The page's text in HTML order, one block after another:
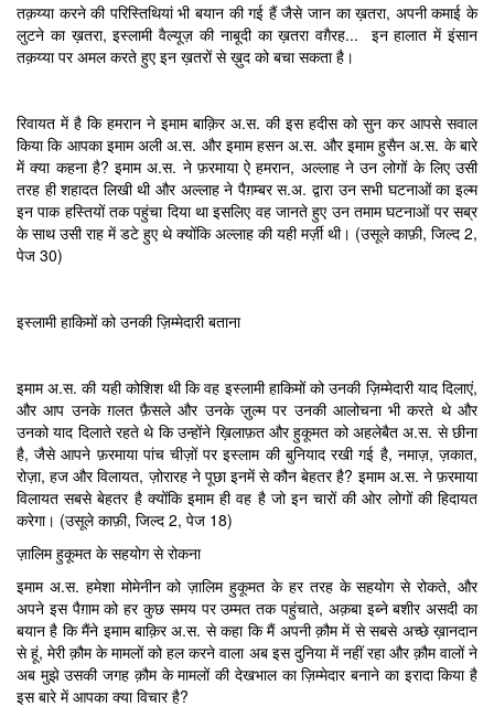
तक़य्या करने की परिस्तिथियां भी बयान की गई हैं जैसे जान का ख़तरा, अपनी कमाई के
लुटने का ख़तरा, इस्लामी वैल्यूज़ की नाबूदी का ख़तरा वग़ैरह... इन हालात में इंसान
तक़य्या पर अमल करते हुए इन ख़तरों से ख़ुद को बचा सकता है।
रिवायत में है कि हमरान ने इमाम बाक़िर अ.स. की इस हदीस को सुन कर आपसे सवाल
किया कि आपका इमाम अली अ.स. और इमाम हसन अ.स. और इमाम हुसैन अ.स. के बारे
में क्या कहना है? इमाम अ.स. ने फ़रमाया ऐ हमरान, अल्लाह ने उन लोगों के लिए उसी
तरह ही शहादत लिखी थी और अल्लाह ने पैग़म्बर स.अ. द्वारा उन सभी घटनाओं का इल्म
इन पाक हस्तियों तक पहुंचा दिया था इसलिए वह जानते हुए उन तमाम घटनाओं पर सब्र
के साथ उसी राह में डटे हुए थे क्योंकि अल्लाह की यही मर्ज़ी थी। (उसूले काफ़ी, जिल्द 2,
पेज 30)
इस्लामी हाकिमों को उनकी ज़िम्मेदारी बताना
इमाम अ.स. की यही कोशिश थी कि वह इस्लामी हाकिमों को उनकी ज़िम्मेदारी याद दिलाएं,
और आप उनके ग़लत फ़ैसले और उनके ज़ुल्म पर उनकी आलोचना भी करते थे और
उनको याद दिलाते रहते थे कि उन्होंने ख़िलाफ़त और हुकूमत को अहलेबैत अ.स. से छीना
है, जैसे आपने फ़रमाया पांच चीज़ों पर इस्लाम की बुनियाद रखी गई है, नमाज़, ज़कात,
रोज़ा, हज और विलायत, ज़ोरारह ने पूछा इनमें से कौन बेहतर है? इमाम अ.स. ने फ़रमाया
विलायत सबसे बेहतर है क्योंकि इमाम ही वह है जो इन चारों की ओर लोगों की हिदायत
करेगा। (उसूले काफ़ी, जिल्द 2, पेज 18)
ज़ालिम हुकूमत के सहयोग से रोकना
इमाम अ.स. हमेशा मोमेनीन को ज़ालिम हुकूमत के हर तरह के सहयोग से रोकते, और
अपने इस पैग़ाम को हर कुछ समय पर उम्मत तक पहुंचाते, अक़बा इब्ने बशीर असदी का
बयान है कि मैंने इमाम बाक़िर अ.स. से कहा कि मैं अपनी क़ौम में से सबसे अच्छे ख़ानदान
से हूं, मेरी क़ौम के मामलों को हल करने वाला अब इस दुनिया में नहीं रहा और क़ौम वालों ने
अब मुझे उसकी जगह क़ौम के मामलों की देखभाल का ज़िम्मेदार बनाने का इरादा किया है
इस बारे में आपका क्या विचार है?